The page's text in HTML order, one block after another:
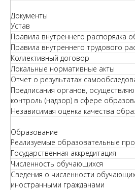
Документы
Устав
Правила внутреннего распорядка
Правила внутреннего трудового
Коллективный договор
Локальные нормативные акты
Отчет о результатах
Предписания органов,
контроль (надзор) в сфере
Независимая оценка качества
Образование
Реализуемые образовательные
Государственная аккредитация
Численность обучающихся
Сведения о численности
иностранными гражданами